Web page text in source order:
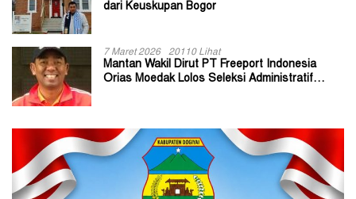
dari Keuskupan Bogor
7 Maret 2026 20110 Lihat
Mantan Wakil Dirut PT Freeport Indonesia
Orias Moedak Lolos Seleksi Administratif